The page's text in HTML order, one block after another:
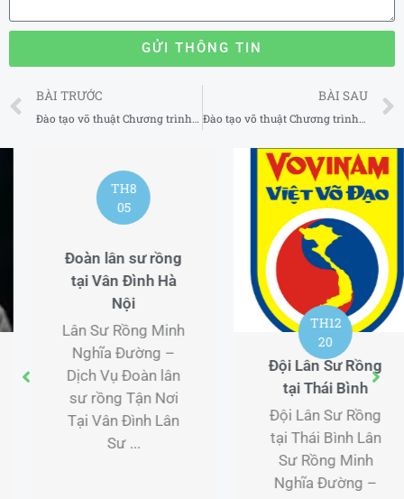
GỬI THÔNG TIN
Prev
BÀI TRƯỚC
Đào tạo võ thuật Chương trình huấn luyện MMA uy tín tại Phú Nhuận TP Hồ Chí Minh
BÀI SAU
Đào tạo võ thuật Chương trình huấn luyện MMA uy tín tại Tân Phú TP Hồ Chí Minh
TH12
20
Đội Lân Sư Rồng
tại Thái Bình
Đội Lân Sư Rồng
tại Thái Bình Lân
TH8
06
Múa lân theo yêu
cầu tại Yên Nghĩa
Hà Nội
Lân Sư Rồng Minh
Nghĩa Đường –
Dịch Vụ Múa lân
theo yêu cầu Tận
Nơi Tại Yên Nghĩa
Lân ...